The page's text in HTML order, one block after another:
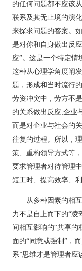
的任何问题都不应该
联系及其无止境的演
来探求问题的答案。
是对你和自身做出反
应”。这是一个特定
这种从心理学角度阐
题，形成和当时流行
劳资冲突中，劳方不
的关系做出反应;企业
而是对企业与社会的
往复的过程。所以，
策、重构领导方式等
要求管理者对待管理
短工时、提高效率、
从多种因素的相互“
力不是自上而下的“凌
间相互影响的“共享的
面的“同意或强制”，
系”思维才是管理者应